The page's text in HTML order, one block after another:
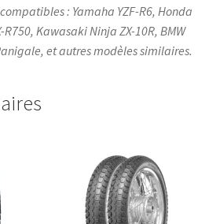
: Yamaha YZF-R6, Honda
R750, Kawasaki Ninja ZX-10R, BMW
et autres modèles similaires.​